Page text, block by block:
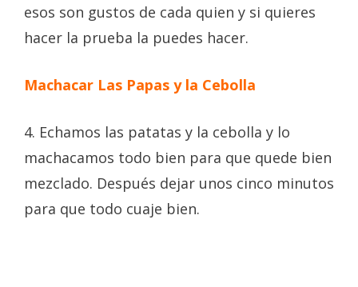
esos son gustos de cada quien y si quieres
hacer la prueba la puedes hacer.
Machacar Las Papas y la Cebolla
4. Echamos las patatas y la cebolla y lo
machacamos todo bien para que quede bien
mezclado. Después dejar unos cinco minutos
para que todo cuaje bien.